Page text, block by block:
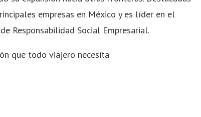
empresas en México y es líder en el
Responsabilidad Social Empresarial.
que todo viajero necesita